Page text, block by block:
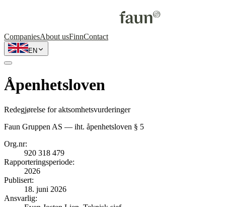
CompaniesAbout usFinnContact
EN
Åpenhetsloven
Redegjørelse for aktsomhetsvurderinger
Faun Gruppen AS — iht. åpenhetsloven § 5
Org.nr:
920 318 479
Rapporteringsperiode:
2026
Publisert:
18. juni 2026
Ansvarlig: